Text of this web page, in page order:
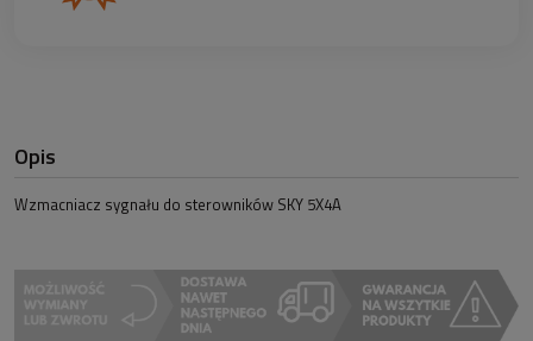
Opis
Wzmacniacz sygnału do sterowników SKY 5X4A